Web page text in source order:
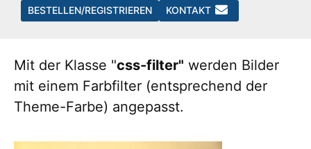
BESTELLEN/REGISTRIEREN KONTAKT
Übersicht von Bildern, Galerien,
Mit der Klasse "css-filter" werden Bilder
mit einem Farbfilter (entsprechend der
Theme-Farbe) angepasst.